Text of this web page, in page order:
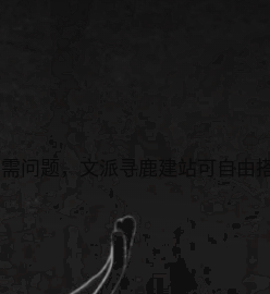
问题，文派寻鹿建站可自由